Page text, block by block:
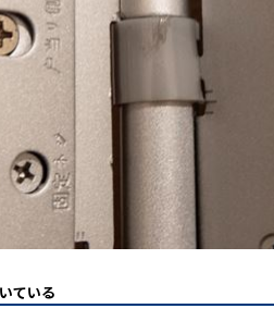
ている